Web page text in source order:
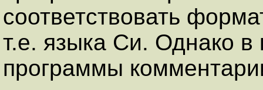
соответствовать
т.е. языка Си. Однако в
программы